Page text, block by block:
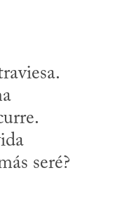
seré?